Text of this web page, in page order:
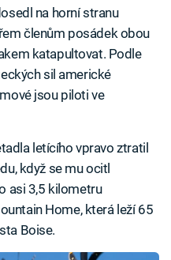
na horní stranu
členům posádek obou
katapultovat. Podle
sil americké
jsou piloti ve
letícího vpravo ztratil
když se mu ocitl
asi 3,5 kilometru
Home, která leží 65
Boise.